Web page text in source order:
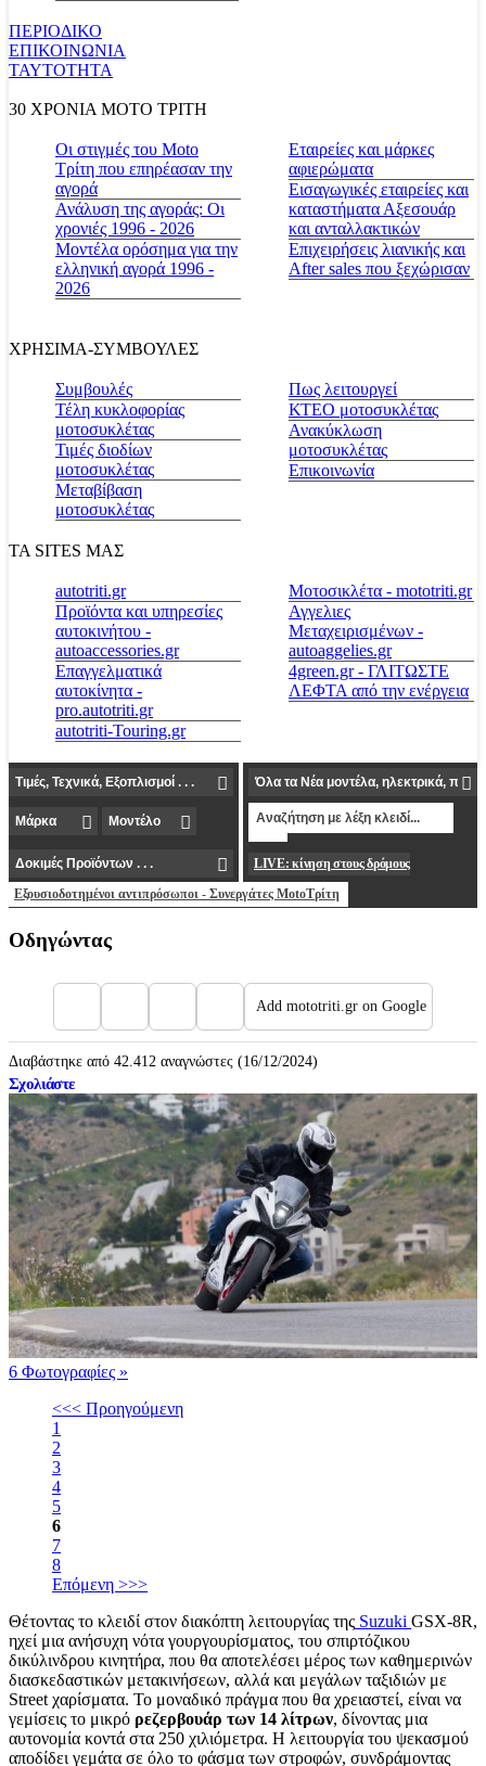
ΠΕΡΙΟΔΙΚΟ
ΕΠΙΚΟΙΝΩΝΙΑ
ΤΑΥΤΟΤΗΤΑ
30 ΧΡΟΝΙΑ MOTO ΤΡΙΤΗ
Οι στιγμές του Moto
Τρίτη που επηρέασαν την
αγορά
Ανάλυση της αγοράς: Οι
χρονιές 1996 - 2026
Μοντέλα ορόσημα για την
ελληνική αγορά 1996 -
2026
Εταιρείες και μάρκες
αφιερώματα
Εισαγωγικές εταιρείες και
καταστήματα Αξεσουάρ
και ανταλλακτικών
Επιχειρήσεις λιανικής και
After sales που ξεχώρισαν
ΧΡΗΣΙΜΑ-ΣΥΜΒΟΥΛΕΣ
Συμβουλές
Τέλη κυκλοφορίας
μοτοσυκλέτας
Τιμές διοδίων
μοτοσυκλέτας
Μεταβίβαση
μοτοσυκλέτας
Πως λειτουργεί
ΚΤΕΟ μοτοσυκλέτας
Ανακύκλωση
μοτοσυκλέτας
Επικοινωνία
ΤΑ SITES ΜΑΣ
autotriti.gr
Προϊόντα και υπηρεσίες
αυτοκινήτου -
autoaccessories.gr
Επαγγελματικά
αυτοκίνητα -
pro.autotriti.gr
autotriti-Touring.gr
Μοτοσικλέτα - mototriti.gr
Αγγελιες
Μεταχειρισμένων -
autoaggelies.gr
4green.gr - ΓΛΙΤΩΣΤΕ
ΛΕΦΤΑ από την ενέργεια
LIVE: κίνηση στους δρόμους
Εξουσιοδοτημένοι αντιπρόσωποι - Συνεργάτες MotoΤρίτη
Οδηγώντας
Add mototriti.gr on Google
Διαβάστηκε από 42.412 αναγνώστες (16/12/2024)
Σχολιάστε
6 Φωτογραφίες »
<<< Προηγούμενη
1
2
3
4
5
6
7
8
Επόμενη >>>
Θέτοντας το κλειδί στον διακόπτη λειτουργίας της Suzuki GSX-8R,
ηχεί μια ανήσυχη νότα γουργουρίσματος, του σπιρτόζικου
δικύλινδρου κινητήρα, που θα αποτελέσει μέρος των καθημερινών
διασκεδαστικών μετακινήσεων, αλλά και μεγάλων ταξιδιών με
Street χαρίσματα. Το μοναδικό πράγμα που θα χρειαστεί, είναι να
γεμίσεις το μικρό ρεζερβουάρ των 14 λίτρων, δίνοντας μια
αυτονομία κοντά στα 250 χιλιόμετρα. Η λειτουργία του ψεκασμού
αποδίδει γεμάτα σε όλο το φάσμα των στροφών, συνδράμοντας